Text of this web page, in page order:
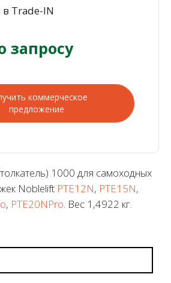
в Trade-IN
запросу
коммерческое
предложение
1000 для самоходных
Noblelift PTE12N, PTE15N,
, PTE20NPro. Вес 1,4922 кг.